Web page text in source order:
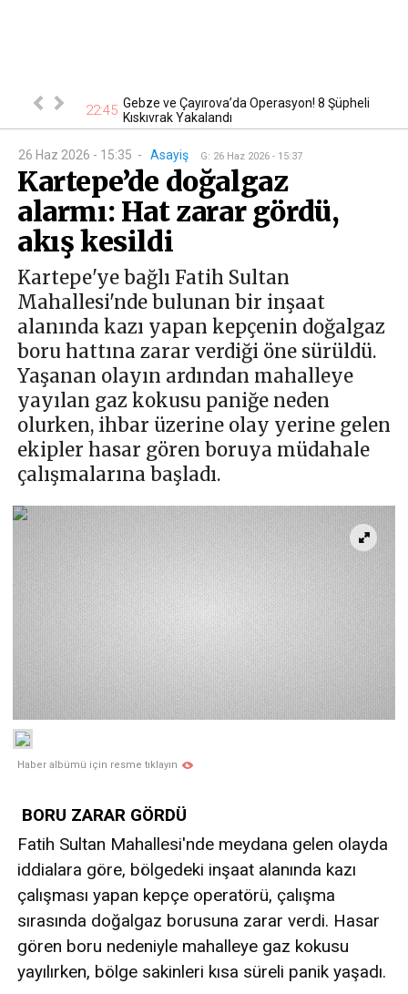
hayatını 22:45 Gebze ve Çayırova’da Operasyon! 8 Şüpheli
Kıskıvrak Yakalandı
26 Haz 2026 - 15:35 - Asayiş G: 26 Haz 2026 - 15:37
Kartepe’de doğalgaz
alarmı: Hat zarar gördü,
akış kesildi
Kartepe'ye bağlı Fatih Sultan
Mahallesi'nde bulunan bir inşaat
alanında kazı yapan kepçenin doğalgaz
boru hattına zarar verdiği öne sürüldü.
Yaşanan olayın ardından mahalleye
yayılan gaz kokusu paniğe neden
olurken, ihbar üzerine olay yerine gelen
ekipler hasar gören boruya müdahale
çalışmalarına başladı.
Haber albümü için resme tıklayın
BORU ZARAR GÖRDÜ
Fatih Sultan Mahallesi'nde meydana gelen olayda
iddialara göre, bölgedeki inşaat alanında kazı
çalışması yapan kepçe operatörü, çalışma
sırasında doğalgaz borusuna zarar verdi. Hasar
gören boru nedeniyle mahalleye gaz kokusu
yayılırken, bölge sakinleri kısa süreli panik yaşadı.